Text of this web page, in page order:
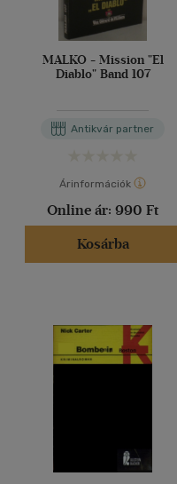
MALKO - Mission "El
Diablo" Band 107
Antikvár partner
Árinformációk
Online ár: 990 Ft
Kosárba